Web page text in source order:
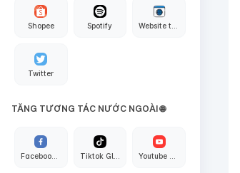
Shopee Spotify
Twitter
TĂNG TƯƠNG TÁC NƯỚC NGOÀI 🌐